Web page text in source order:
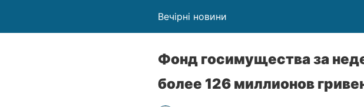
Вечірні новини
Фонд госимущества за
более 126 миллионов